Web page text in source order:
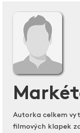
Autorka celkem
filmových klapek